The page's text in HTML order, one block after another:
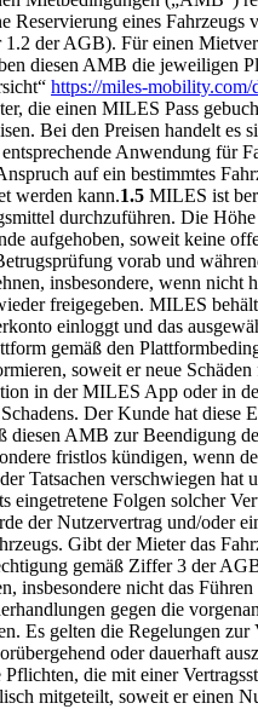
Reservierung eines
der AGB). Für einen
diesen AMB die jeweiligen
https://miles-mobility.com/
die einen MILES Pass
Bei den Preisen handelt
Anwendung für
auf ein bestimmtes
werden kann.1.5 MILES ist
durchzuführen. Die
aufgehoben, soweit keine
vorab und
insbesondere, wenn
freigegeben. MILES
einloggt und das
gemäß den
soweit er neue
in der MILES App oder in
Der Kunde hat diese
diesen AMB zur Beendigung
fristlos kündigen, wenn
Tatsachen verschwiegen
eingetretene Folgen solcher
der Nutzervertrag und/oder
Gibt der Mieter das
gemäß Ziffer 3 der
insbesondere nicht das
gegen die
Es gelten die Regelungen
oder dauerhaft
Pflichten, die mit einer
mitgeteilt, soweit er einen